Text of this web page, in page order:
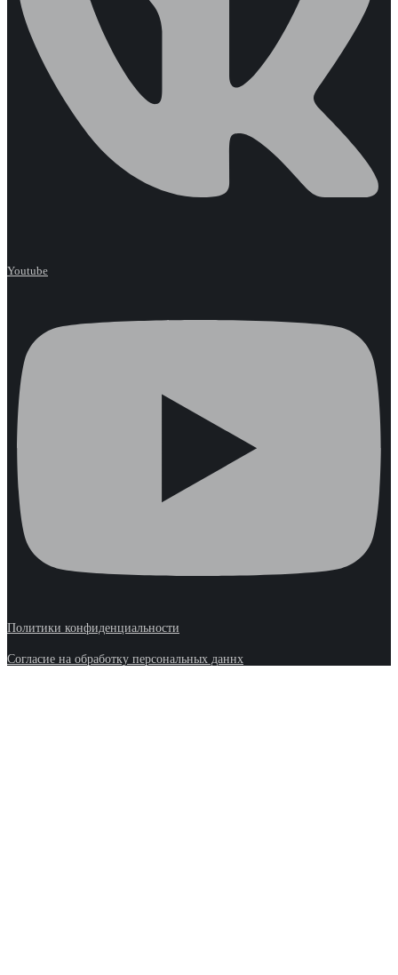
Youtube
Политики конфиденциальности
Согласие на обработку персональных даннх